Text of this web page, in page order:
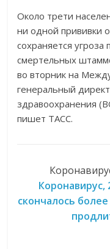
Около трети
ни одной прививки
сохраняется
смертельных
во вторник на
генеральный
здравоохранения
пишет ТАСС.
Коронавирус,
скончалось